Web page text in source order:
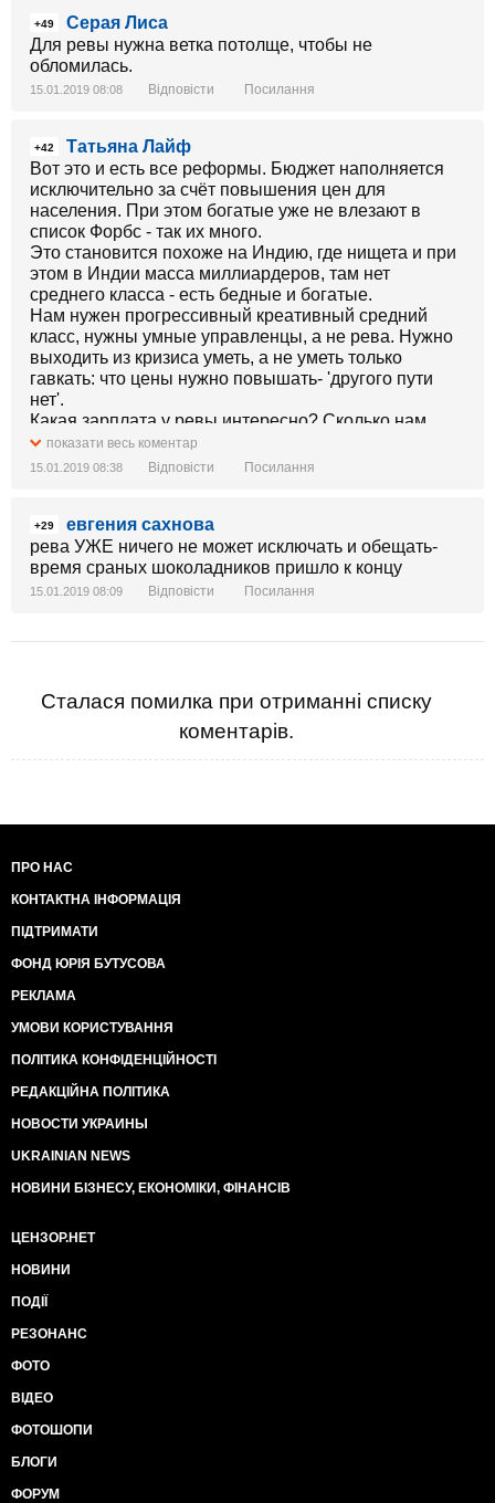
+49
Серая Лиса
Для ревы нужна ветка потолще, чтобы не
обломилась.
15.01.2019 08:08 Відповісти Посилання
+42
Татьяна Лайф
Вот это и есть все реформы. Бюджет наполняется
исключительно за счёт повышения цен для
населения. При этом богатые уже не влезают в
список Форбс - так их много.
Это становится похоже на Индию, где нищета и при
этом в Индии масса миллиардеров, там нет
среднего класса - есть бедные и богатые.
Нам нужен прогрессивный креативный средний
класс, нужны умные управленцы, а не рева. Нужно
выходить из кризиса уметь, а не уметь только
гавкать: что цены нужно повышать- 'другого пути
нет'.
Какая зарплата у ревы интересно? Сколько нам
стоит этот упитанный глашатай?
показати весь коментар
15.01.2019 08:38 Відповісти Посилання
+29
евгения сахнова
рева УЖЕ ничего не может исключать и обещать-
время сраных шоколадников пришло к концу
15.01.2019 08:09 Відповісти Посилання
Сталася помилка при отриманні списку
коментарів.
ПРО НАС
КОНТАКТНА ІНФОРМАЦІЯ
ПІДТРИМАТИ
ФОНД ЮРІЯ БУТУСОВА
РЕКЛАМА
УМОВИ КОРИСТУВАННЯ
ПОЛІТИКА КОНФІДЕНЦІЙНОСТІ
РЕДАКЦІЙНА ПОЛІТИКА
НОВОСТИ УКРАИНЫ
UKRAINIAN NEWS
НОВИНИ БІЗНЕСУ, ЕКОНОМІКИ, ФІНАНСІВ
ЦЕНЗОР.НЕТ
НОВИНИ
ПОДІЇ
РЕЗОНАНС
ФОТО
ВІДЕО
ФОТОШОПИ
БЛОГИ
ФОРУМ